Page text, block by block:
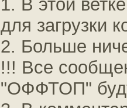
1. В этой
для загрузки
2. Больше
!!! Все
"ОФФТОП"